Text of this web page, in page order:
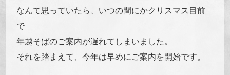
なんて思っていたら、いつの間にかクリスマス目前
で
年越そばのご案内が遅れてしまいました。
それを踏まえて、今年は早めにご案内を開始です。